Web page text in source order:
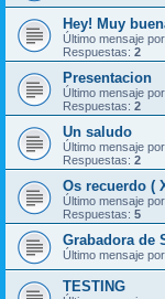
Hey! Muy
Último mensaje por
Respuestas: 2
Presentacion
Último mensaje por
Respuestas: 2
Un saludo
Último mensaje por
Respuestas: 2
Os recuerdo (
Último mensaje por
Respuestas: 5
Grabadora de
Último mensaje por
TESTING